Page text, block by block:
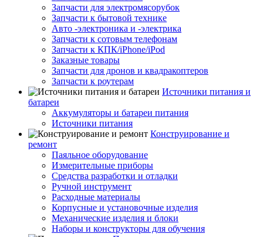
Запчасти для электромясорубок
Запчасти к бытовой технике
Авто -электроника и -электрика
Запчасти к сотовым телефонам
Запчасти к КПК/iPhone/iPod
Заказные товары
Запчасти для дронов и квадракоптеров
Запчасти к роутерам
Источники питания и
батареи
Аккумуляторы и батареи питания
Источники питания
Конструирование и
ремонт
Паяльное оборудование
Измерительные приборы
Средства разработки и отладки
Ручной инструмент
Расходные материалы
Корпусные и установочные изделия
Механические изделия и блоки
Наборы и конструкторы для обучения